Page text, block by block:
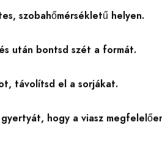
szobahőmérsékletű helyen.
után bontsd szét a formát.
távolítsd el a sorjákat.
hogy a viasz